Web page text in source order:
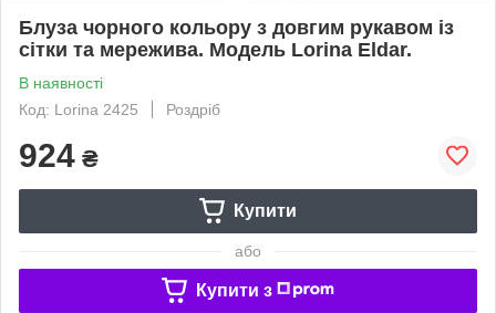
Блуза чорного кольору з довгим рукавом із
сітки та мережива. Модель Lorina Eldar.
В наявності
Код: Lorina 2425
Роздріб
924 ₴
Купити
або
Купити з